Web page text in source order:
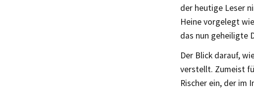
der heutige Leser
Heine vorgelegt
das nun geheiligte
Der Blick darauf,
verstellt. Zumeist
Rischer ein, der im